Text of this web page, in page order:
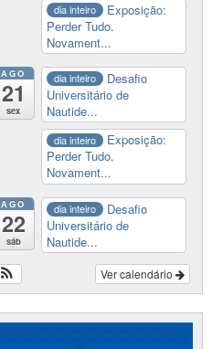
dia inteiro
Exposição:
Perder Tudo.
Novament...
AGO
21
sex
dia inteiro
Desafio
Universitário de
Nautide...
dia inteiro
Exposição:
Perder Tudo.
Novament...
AGO
22
sáb
dia inteiro
Desafio
Universitário de
Nautide...
Ver calendário